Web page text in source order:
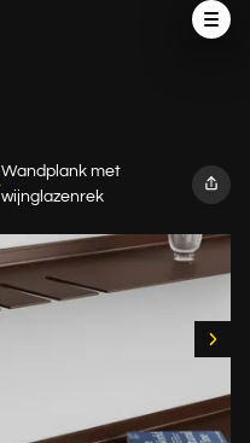
Wandplank met
wijnglazenrek